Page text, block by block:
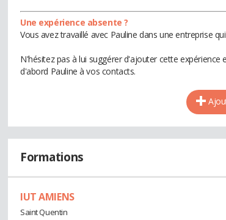
Une expérience absente ?
Vous avez travaillé avec Pauline dans une entreprise
N'hésitez pas à lui suggérer d'ajouter cette
d'abord Pauline à vos contacts.
Formations
IUT AMIENS
Saint Quentin